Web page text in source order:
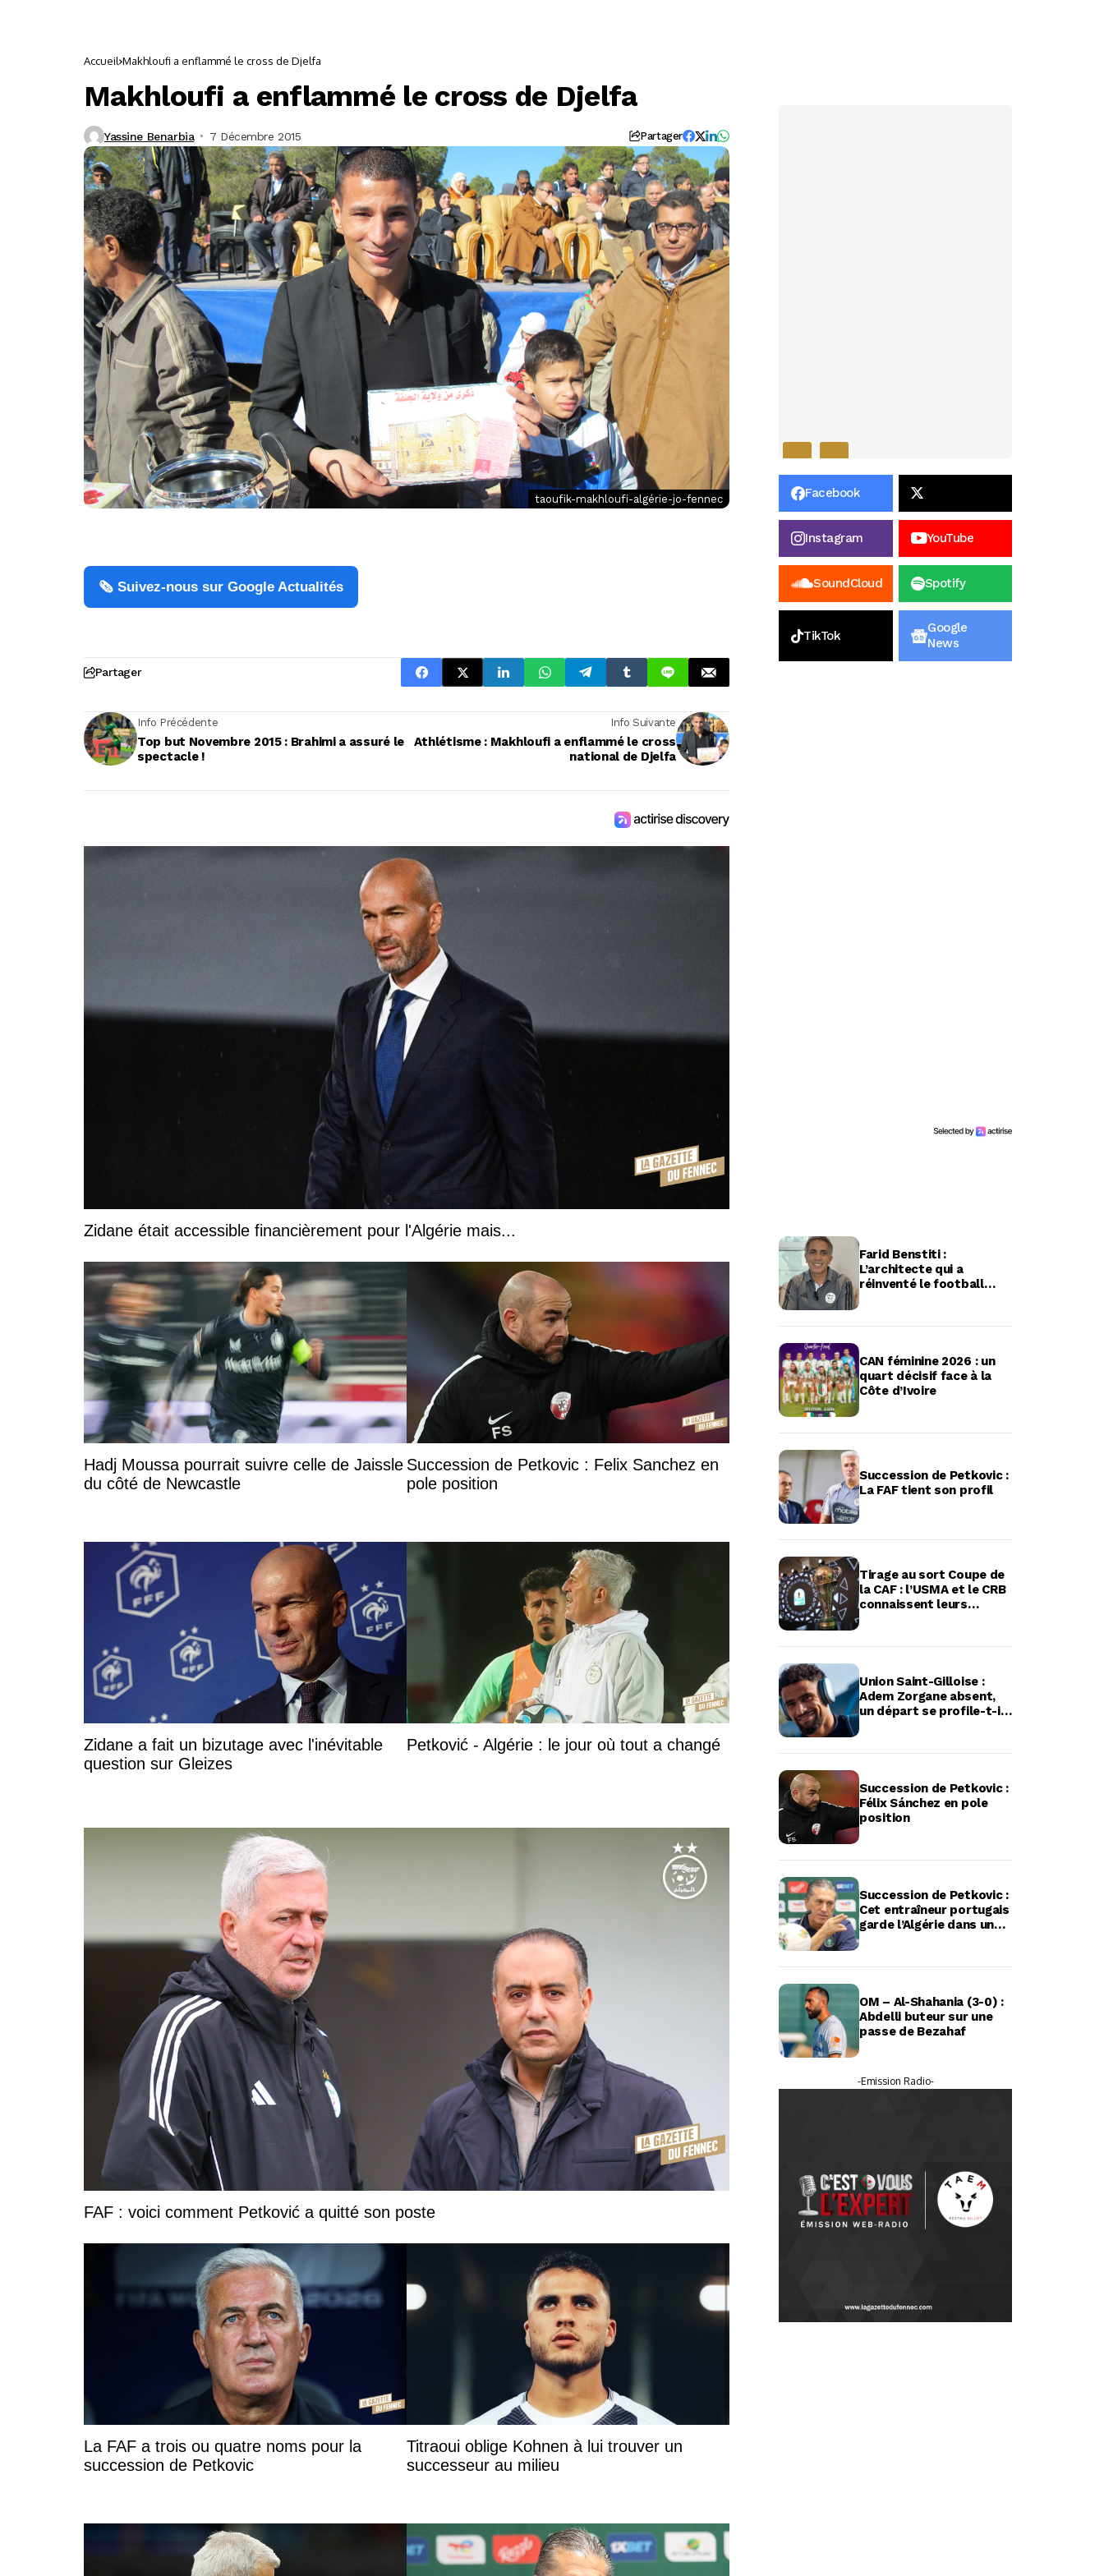
Accueil Makhloufi a enflammé le cross de Djelfa
Makhloufi a enflammé le cross de Djelfa
Yassine Benarbia 7 Décembre 2015 Partager
taoufik-makhloufi-algérie-jo-fennec
🗞️ Suivez-nous sur Google Actualités
Partager
Info Précédente
Top but Novembre 2015 : Brahimi a assuré le
spectacle !
Info Suivante
Athlétisme : Makhloufi a enflammé le cross
national de Djelfa
Zidane était accessible financièrement pour l'Algérie mais...
Hadj Moussa pourrait suivre celle de Jaissle
du côté de Newcastle
Succession de Petkovic : Felix Sanchez en
pole position
Zidane a fait un bizutage avec l'inévitable
question sur Gleizes
Petković - Algérie : le jour où tout a changé
FAF : voici comment Petković a quitté son poste
La FAF a trois ou quatre noms pour la
succession de Petkovic
Titraoui oblige Kohnen à lui trouver un
successeur au milieu
Facebook
Instagram YouTube
SoundCloud Spotify
TikTok
Google
News
Farid Benstiti :
L’architecte qui a
réinventé le football
CAN féminine 2026 : un
quart décisif face à la
Côte d’Ivoire
Succession de Petkovic :
La FAF tient son profil
Tirage au sort Coupe de
la CAF : l’USMA et le CRB
connaissent leurs
Union Saint-Gilloise :
Adem Zorgane absent,
un départ se profile-t-il
Succession de Petkovic :
Félix Sánchez en pole
position
Succession de Petkovic :
Cet entraîneur portugais
garde l’Algérie dans un
OM – Al-Shahania (3-0) :
Abdelli buteur sur une
passe de Bezahaf
-Emission Radio-